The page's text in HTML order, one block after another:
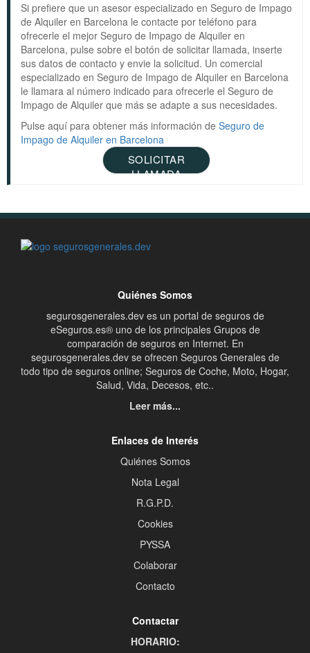
Si prefiere que un asesor especializado en Seguro de Impago
de Alquiler en Barcelona le contacte por teléfono para
ofrecerle el mejor Seguro de Impago de Alquiler en
Barcelona, pulse sobre el botón de solicitar llamada, inserte
sus datos de contacto y envie la solicitud. Un comercial
especializado en Seguro de Impago de Alquiler en Barcelona
le llamara al número indicado para ofrecerle el Seguro de
Impago de Alquiler que más se adapte a sus necesidades.
Pulse aquí para obtener más información de Seguro de
Impago de Alquiler en Barcelona
SOLICITAR
LLAMADA
Quiénes Somos
segurosgenerales.dev es un portal de seguros de
eSeguros.es® uno de los principales Grupos de
comparación de seguros en Internet. En
segurosgenerales.dev se ofrecen Seguros Generales de
todo tipo de seguros online; Seguros de Coche, Moto, Hogar,
Salud, Vida, Decesos, etc..
Leer más...
Enlaces de Interés
Quiénes Somos
Nota Legal
R.G.P.D.
Cookies
PYSSA
Colaborar
Contacto
Contactar
HORARIO: